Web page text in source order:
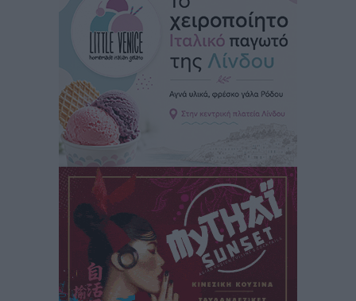
Κικίλιας: Μειώθηκαν κατά 34% οι μεταναστευτικές
ροές στα θαλάσσια σύνορα
πριν 9 ώρες
Κως: Γερμανός τουρίστας κέρδισε αποζημίωση 900
ευρώ επειδή δεν βρήκε ξαπλώστρες στις
οικογενειακές διακοπές του
Τοπικές Ειδήσεις• πριν 10 ώρες
Ο γεωεντοπισμός μέσω 112 «έσωσε» Δανό περιπατητή
στη Ρόδο
Τοπικές Ειδήσεις πριν 10 ώρες
Σύμη: Ανασύρθηκε σορός άνδρα – Εξετάζεται αν είναι